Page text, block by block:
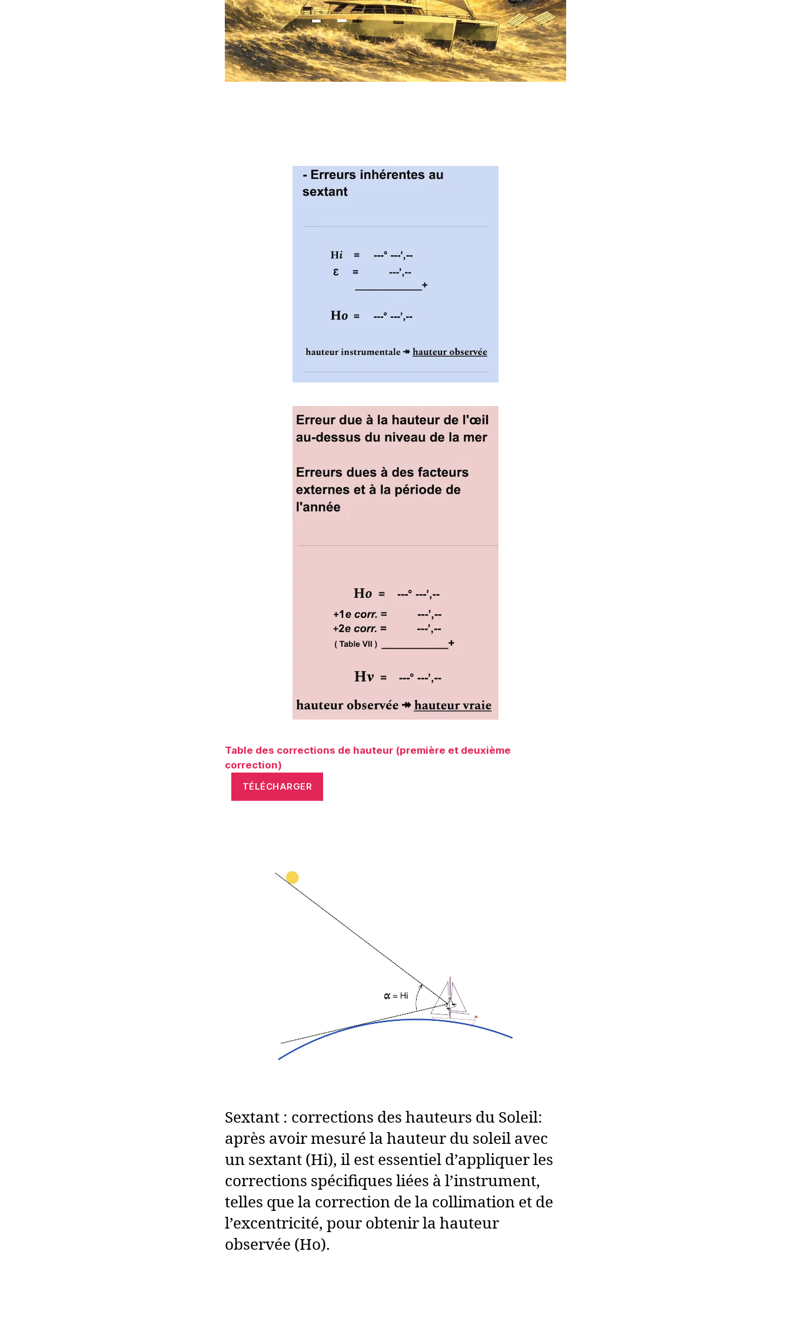
Table des corrections de hauteur (première et deuxième
correction)
TÉLÉCHARGER
Sextant : corrections des hauteurs du Soleil:
après avoir mesuré la hauteur du soleil avec
un sextant (Hi), il est essentiel d’appliquer les
corrections spécifiques liées à l’instrument,
telles que la correction de la collimation et de
l’excentricité, pour obtenir la hauteur
observée (Ho).